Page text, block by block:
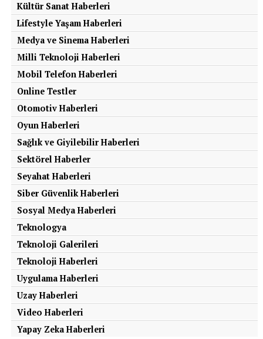
Kültür Sanat Haberleri
Lifestyle Yaşam Haberleri
Medya ve Sinema Haberleri
Milli Teknoloji Haberleri
Mobil Telefon Haberleri
Online Testler
Otomotiv Haberleri
Oyun Haberleri
Sağlık ve Giyilebilir Haberleri
Sektörel Haberler
Seyahat Haberleri
Siber Güvenlik Haberleri
Sosyal Medya Haberleri
Teknologya
Teknoloji Galerileri
Teknoloji Haberleri
Uygulama Haberleri
Uzay Haberleri
Video Haberleri
Yapay Zeka Haberleri